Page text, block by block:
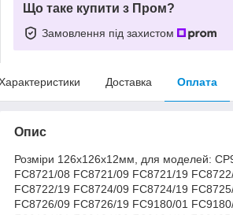
Що таке купити з Пром?
Замовлення під захистом
Доставка Оплата
Опис
Розміри 126x126x12мм, для моделей:
FC8721/08 FC8721/09 FC8721/19
FC8722/19 FC8724/09 FC8724/19
FC8726/09 FC8726/19 FC9180/01